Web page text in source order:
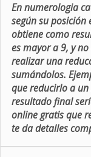
En numerologia
según su
obtiene como
es mayor a 9, y
realizar una
sumándolos.
que reducirlo a
resultado final
online gratis que
te da detalles